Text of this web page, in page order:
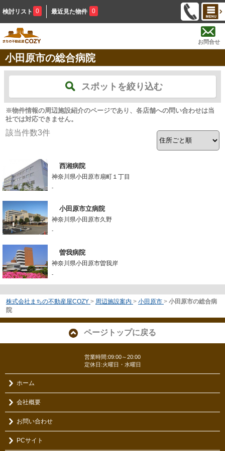
検討リスト 0 最近見た物件 0
お問合せ
小田原市の総合病院
スポットを絞り込む
※物件情報の周辺施設紹介のページであり、各店舗への問い合わせは当
社では対応できません。
該当件数3件
西湘病院
神奈川県小田原市扇町１丁目
-
小田原市立病院
神奈川県小田原市久野
-
曽我病院
神奈川県小田原市曽我岸
-
株式会社まちの不動産屋COZY > 周辺施設案内 > 小田原市 > 小田原市の総合病
院
ページトップに戻る
営業時間:09:00～20:00
定休日:火曜日・水曜日
ホーム
会社概要
お問い合わせ
PCサイト